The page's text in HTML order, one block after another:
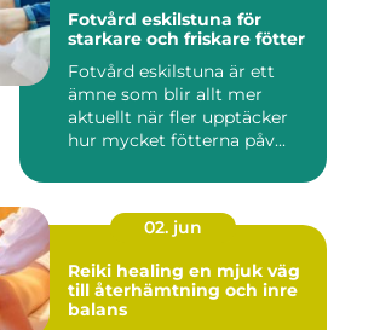
Fotvård eskilstuna för
starkare och friskare fötter
Fotvård eskilstuna är ett
ämne som blir allt mer
aktuellt när fler upptäcker
hur mycket fötterna påv...
02. jun
Reiki healing en mjuk väg
till återhämtning och inre
balans